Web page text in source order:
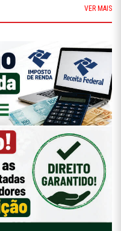
VER MAIS